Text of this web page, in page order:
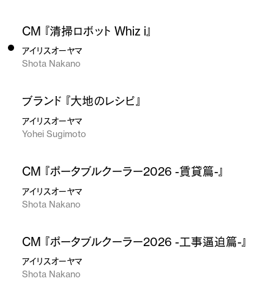
CM 『清掃ロボット Whiz i』
アイリスオーヤマ
Shota Nakano
ブランド 『大地のレシピ』
アイリスオーヤマ
Yohei Sugimoto
CM 『ポータブルクーラー2026 -賃貸篇-』
アイリスオーヤマ
Shota Nakano
CM 『ポータブルクーラー2026 -工事逼迫篇-』
アイリスオーヤマ
Shota Nakano